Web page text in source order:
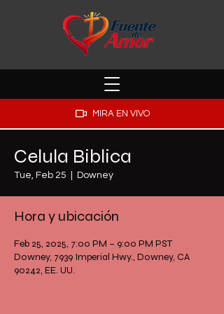
MIRA EN VIVO
Celula Biblica
Tue, Feb 25 Downey
Hora y ubicación
Feb 25, 2025, 7:00 PM – 9:00 PM PST
Downey, 7939 Imperial Hwy., Downey, CA
90242, EE. UU.